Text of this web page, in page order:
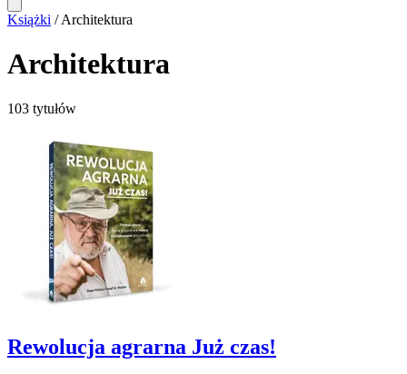
Książki / Architektura
Architektura
103 tytułów
Rewolucja agrarna Już czas!